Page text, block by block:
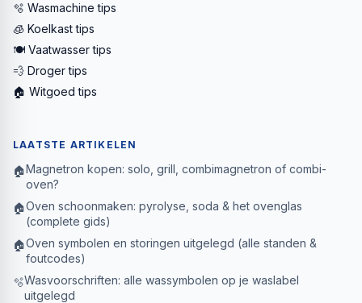
🫧 Wasmachine tips
🧊 Koelkast tips
🍽️ Vaatwasser tips
💨 Droger tips
🏠 Witgoed tips
LAATSTE ARTIKELEN
🏠Magnetron kopen: solo, grill, combimagnetron of combi-
oven?
🏠Oven schoonmaken: pyrolyse, soda & het ovenglas
(complete gids)
🏠Oven symbolen en storingen uitgelegd (alle standen &
foutcodes)
🫧Wasvoorschriften: alle wassymbolen op je waslabel
uitgelegd